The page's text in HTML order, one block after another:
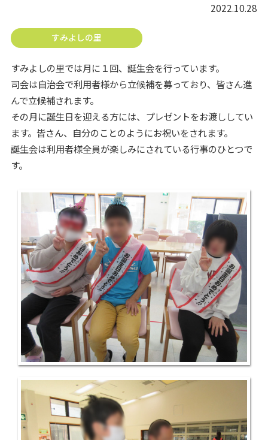
2022.10.28
すみよしの里
すみよしの里では月に１回、誕生会を行っています。
司会は自治会で利用者様から立候補を募っており、皆さん進
んで立候補されます。
その月に誕生日を迎える方には、プレゼントをお渡ししてい
ます。皆さん、自分のことのようにお祝いをされます。
誕生会は利用者様全員が楽しみにされている行事のひとつで
す。